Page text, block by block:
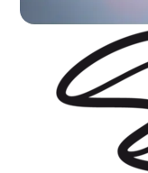
Ressources
Nos prix
: French